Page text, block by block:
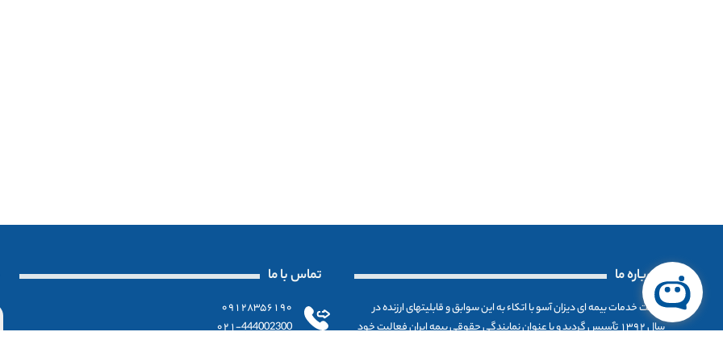
درباره ما
شرکت خدمات بیمه ای دیزان آسو با اتکاء به این سوابق و قابلیتهای ارزنده در
سال ۱۳۹۲ تٱسیس گردید و با عنوان نمایندگی حقوقی بیمه ایران فعالیت خود
تماس با ما
۰۹۱۲۸۳۵۶۱۹۰
۰۲۱-444002300